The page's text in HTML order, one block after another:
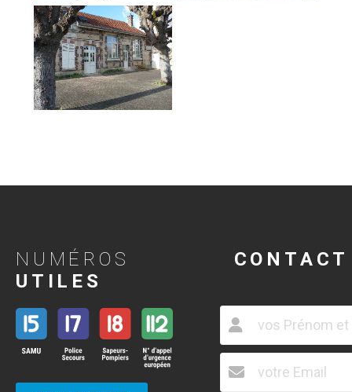
NUMÉROS
UTILES
CONTACT